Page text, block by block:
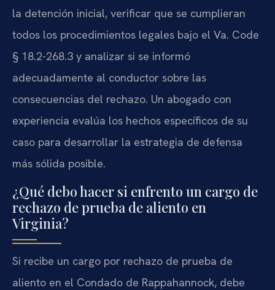
la detención inicial, verificar que se cumplieran
todos los procedimientos legales bajo el Va. Code
§ 18.2-268.3 y analizar si se informó
adecuadamente al conductor sobre las
consecuencias del rechazo. Un abogado con
experiencia evalúa los hechos específicos de su
caso para desarrollar la estrategia de defensa
más sólida posible.
¿Qué debo hacer si enfrento un cargo de
rechazo de prueba de aliento en
Virginia?
Si recibe un cargo por rechazo de prueba de
aliento en el Condado de Rappahannock, debe